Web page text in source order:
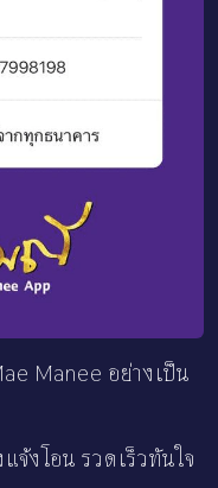
Manee อย่างเป็น
จ้งโอน รวดเร็วทันใจ